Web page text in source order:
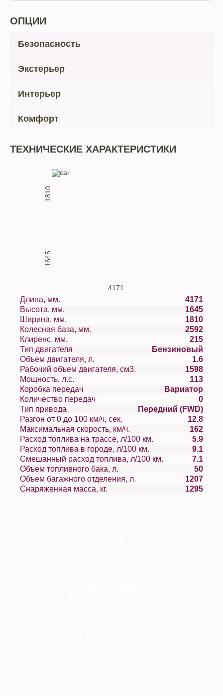
ОПЦИИ
Безопасность
Экстерьер
Интерьер
Комфорт
ТЕХНИЧЕСКИЕ ХАРАКТЕРИСТИКИ
4171
1645
1810
Длина, мм.
4171
Высота, мм.
1645
Ширина, мм.
1810
Колесная база, мм.
2592
Клиренс, мм.
215
Тип двигателя
Бензиновый
Объем двигателя, л.
1.6
Рабочий объем двигателя, см3.
1598
Мощность, л.с.
113
Коробка передач
Вариатор
Количество передач
0
Тип привода
Передний (FWD)
Разгон от 0 до 100 км/ч, сек.
12.8
Максимальная скорость, км/ч.
162
Расход топлива на трассе, л/100 км.
5.9
Расход топлива в городе, л/100 км.
9.1
Смешанный расход топлива, л/100 км.
7.1
Объем топливного бака, л.
50
Объем багажного отделения, л.
1207
Снаряженная масса, кг.
1295